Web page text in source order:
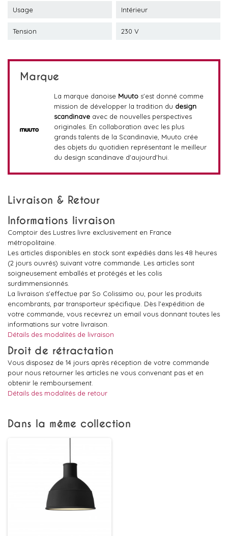
Usage Intérieur
Tension 230 V
Marque
La marque danoise Muutos'est donné comme
mission de développer la tradition du design
scandinaveavec de nouvelles perspectives
originales. En collaboration avec les plus
grands talents de la Scandinavie, Muuto crée
des objets du quotidien représentant le meilleur
du design scandinave d'aujourd'hui.
Livraison & Retour
Informations livraison
Comptoir des Lustres livre exclusivement en France
métropolitaine.
Les articles disponibles en stock sont expédiés dans les 48 heures
(2 jours ouvrés) suivant votre commande. Les articles sont
soigneusement emballés et protégés et les colis
surdimmensionnés.
La livraison s'effectue par So Colissimo ou, pour les produits
encombrants, par transporteur spécifique. Dès l'expédition de
votre commande, vous recevrez un email vous donnant toutes les
informations sur votre livraison.
Détails des modalités de livraison
Droit de rétractation
Vous disposez de 14 jours après réception de votre commande
pour nous retourner les articles ne vous convenant pas et en
obtenir le remboursement.
Détails des modalités de retour
Dans la même collection